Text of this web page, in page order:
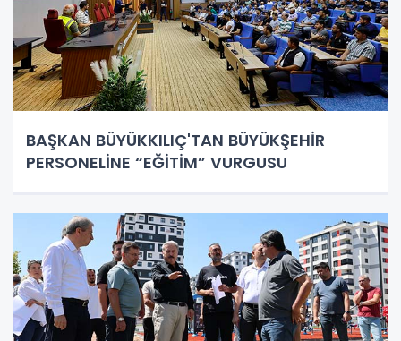
BAŞKAN BÜYÜKKILIÇ'TAN BÜYÜKŞEHİR
PERSONELİNE “EĞİTİM” VURGUSU